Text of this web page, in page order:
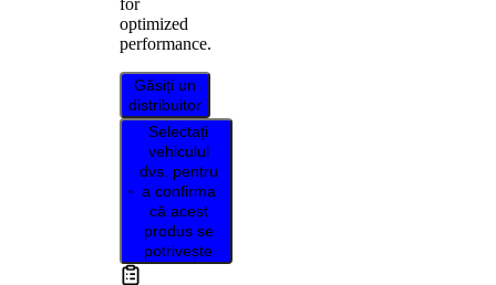
optimized
performance.
Găsiți un
distribuitor
Selectați
vehiculul
dvs. pentru
a confirma
că acest
produs se
potrivește